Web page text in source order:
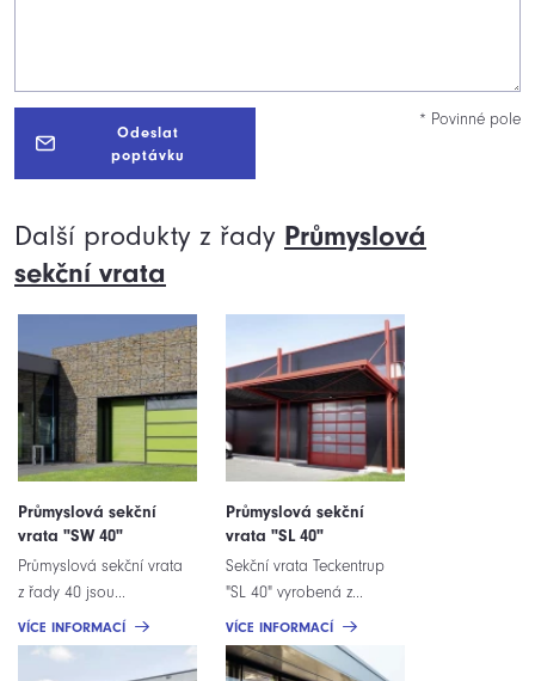
Odeslat
poptávku
* Povinné pole
Další produkty z řady Průmyslová
sekční vrata
Průmyslová sekční
vrata "SW 40"
Průmyslová sekční vrata
z řady 40 jsou...
VÍCE INFORMACÍ
Průmyslová sekční
vrata "SL 40"
Sekční vrata Teckentrup
"SL 40" vyrobená z...
VÍCE INFORMACÍ